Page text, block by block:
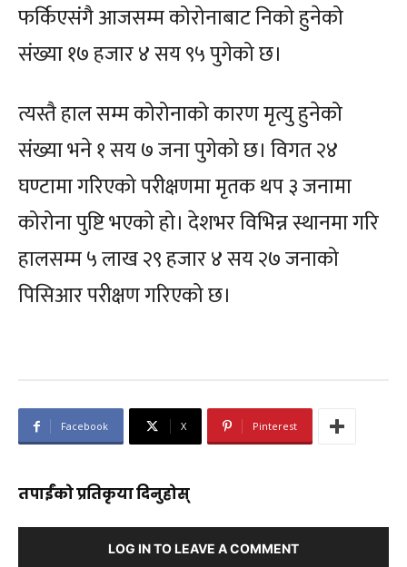
फर्किएसंगै आजसम्म कोरोनाबाट निको हुनेको
संख्या १७ हजार ४ सय ९५ पुगेको छ।
त्यस्तै हाल सम्म कोरोनाको कारण मृत्यु हुनेको
संख्या भने १ सय ७ जना पुगेको छ। विगत २४
घण्टामा गरिएको परीक्षणमा मृतक थप ३ जनामा
कोरोना पुष्टि भएको हो। देशभर विभिन्न स्थानमा गरि
हालसम्म ५ लाख २९ हजार ४ सय २७ जनाको
पिसिआर परीक्षण गरिएको छ।
Facebook X Pinterest
तपाईंको प्रतिकृया दिनुहोस्
LOG IN TO LEAVE A COMMENT